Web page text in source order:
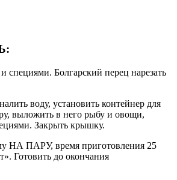
специями. Болгарский перец нарезать
воду, установить контейнер для
выложить в него рыбу и овощи,
Закрыть крышку.
НА ПАРУ, время приготовления 25
Готовить до окончания